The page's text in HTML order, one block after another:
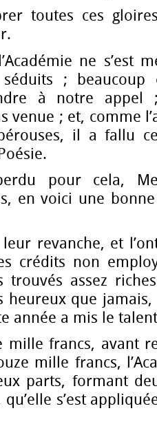
toutes ces
ne s’est
; beaucoup
à notre appel ;
venue ; et, comme
il a fallu
pour cela,
en voici une
revanche, et
crédits non
trouvés assez
heureux que
année a mis le
mille francs, avant
mille francs,
parts, formant
s’est